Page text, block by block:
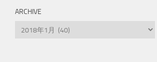
ARCHIVE
Archive